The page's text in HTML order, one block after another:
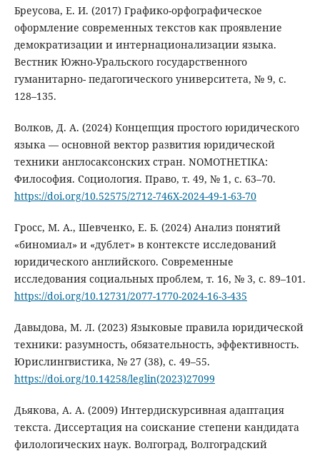
Бреусова, Е. И. (2017) Графико-орфографическое
оформление современных текстов как проявление
демократизации и интернационализации языка.
Вестник Южно-Уральского государственного
гуманитарно- педагогического университета, № 9, с.
128–135.
Волков, Д. А. (2024) Концепция простого юридического
языка — основной вектор развития юридической
техники англосаксонских стран. NOMOTHETIKA:
Философия. Социология. Право, т. 49, № 1, с. 63–70.
https://doi.org/10.52575/2712-746X-2024-49-1-63-70
Гросс, М. А., Шевченко, Е. Б. (2024) Анализ понятий
«биномиал» и «дублет» в контексте исследований
юридического английского. Современные
исследования социальных проблем, т. 16, № 3, с. 89–101.
https://doi.org/10.12731/2077-1770-2024-16-3-435
Давыдова, М. Л. (2023) Языковые правила юридической
техники: разумность, обязательность, эффективность.
Юрислингвистика, № 27 (38), с. 49–55.
https://doi.org/10.14258/leglin(2023)27099
Дьякова, А. А. (2009) Интердискурсивная адаптация
текста. Диссертация на соискание степени кандидата
филологических наук. Волгоград, Волгоградский